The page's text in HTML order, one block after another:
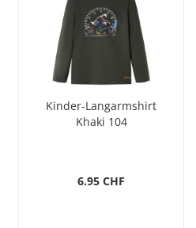
Kinder-Langarmshirt
Khaki 104
6.95 CHF